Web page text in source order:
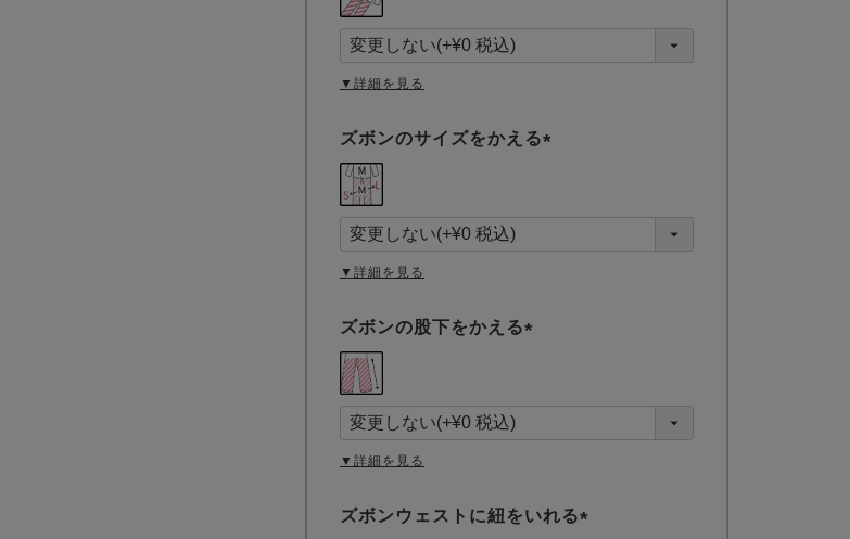
須
)
▼詳細を見る
ズボンのサイズをかえる
須
)
▼詳細を見る
ズボンの股下をかえる
須
)
▼詳細を見る
ズボンウェストに紐をいれる